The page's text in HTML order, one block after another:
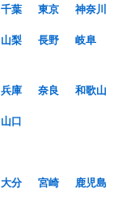
千葉 東京
神奈川
山梨 長野
岐阜
兵庫 奈良
和歌山
山口
大分 宮崎
鹿児島